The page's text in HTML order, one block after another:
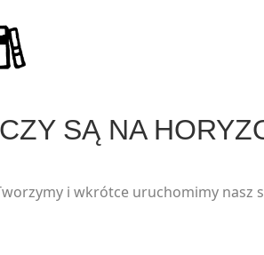
SĄ NA
i wkrótce uruchomimy nasz